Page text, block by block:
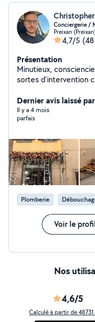
Conciergerie /
Preixan
4,7/5
Présentation
Minutieux,
sortes d'intervention
d'appartements
meuble , vide maison débarras, entretien des espaces
verts, etc -
Dernier avis laissé
Il y a 4 mois
parfais
Plomberie
Voir le profil
Nos
4,6/5
Calculé à partir de 48731